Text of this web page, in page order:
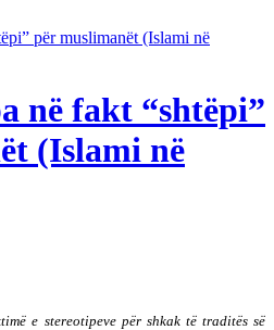
në fakt “shtëpi”
(Islami në
e stereotipeve për shkak të traditës së